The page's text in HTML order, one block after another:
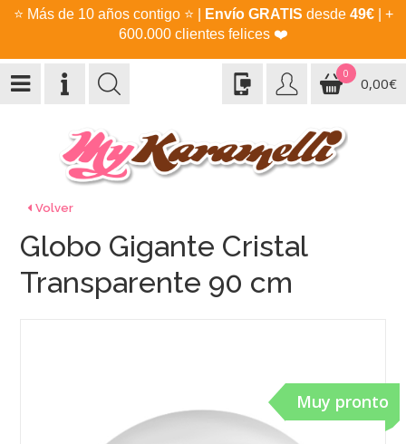
⭐ Más de 10 años contigo ⭐ Envío GRATIS desde 49€| +
600.000 clientes felices ❤️
0
0,00€
Volver
Muy pronto
Globo Gigante Cristal
Transparente 90 cm